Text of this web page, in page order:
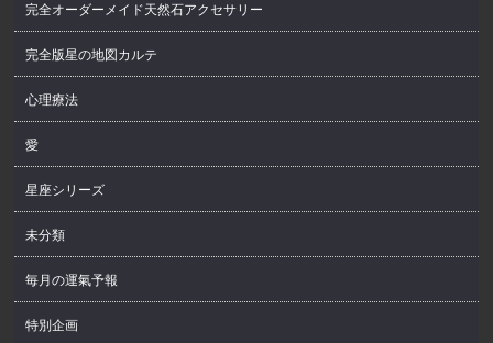
完全オーダーメイド天然石アクセサリー
完全版星の地図カルテ
心理療法
愛
星座シリーズ
未分類
毎月の運氣予報
特別企画